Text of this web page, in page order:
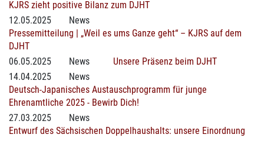
KJRS zieht positive Bilanz zum DJHT
12.05.2025
News
Pressemitteilung | „Weil es ums Ganze geht“ – KJRS auf dem
DJHT
06.05.2025
News
Unsere Präsenz beim DJHT
14.04.2025
News
Deutsch-Japanisches Austauschprogramm für junge
Ehrenamtliche 2025 - Bewirb Dich!
27.03.2025
News
Entwurf des Sächsischen Doppelhaushalts: unsere Einordnung